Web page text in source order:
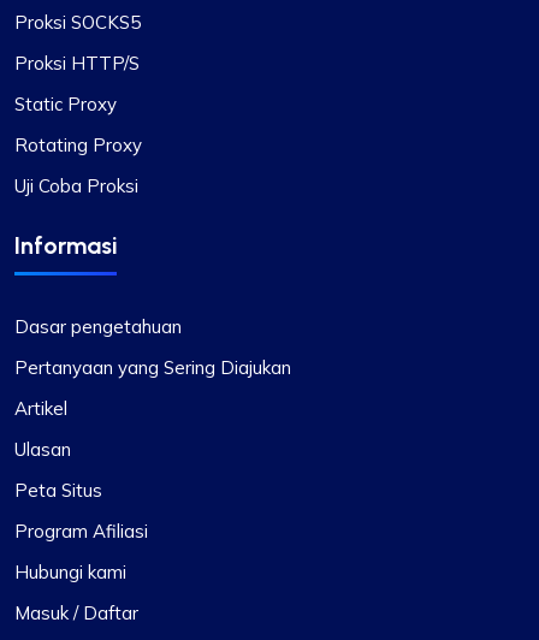
Layanan Proxy yang Dapat Diandalkan
Layanan proxy ini telah terbukti sangat andal.
Proses penyiapan proxy cepat, dan dukungan
pelanggan 24 jam merupakan keuntungan yang
signifikan. IP yang diberikan dapat diandalkan,
tanpa masalah terkait kecepatan atau batasan.
tersedia cukup mengesankan. Ini jelas
merupakan pilihan yang bermanfaat bagi siapa
Proksi SOCKS5
Proksi HTTP/S
Static Proxy
Rotating Proxy
Uji Coba Proksi
Informasi
Dasar pengetahuan
Pertanyaan yang Sering Diajukan
Artikel
Ulasan
Peta Situs
Program Afiliasi
Hubungi kami
Masuk / Daftar